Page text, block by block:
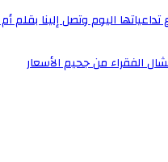
تداعياتها اليوم وتصل إلينا بقلم
الفقراء من جحيم الأسعار